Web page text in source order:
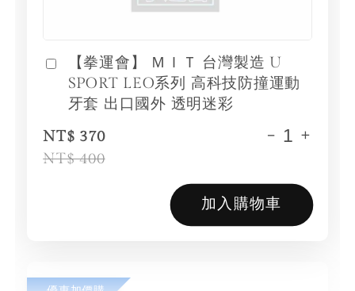
【拳運會】 ＭＩＴ 台灣製造 U
SPORT LEO系列 高科技防撞運動
牙套 出口國外 透明迷彩
NT$ 370
NT$ 400
- +
加入購物車